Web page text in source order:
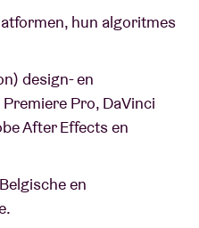
hun algoritmes
design- en
Pro, DaVinci
After Effects en
en